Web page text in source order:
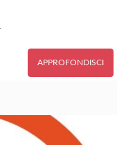
.
APPROFONDISCI